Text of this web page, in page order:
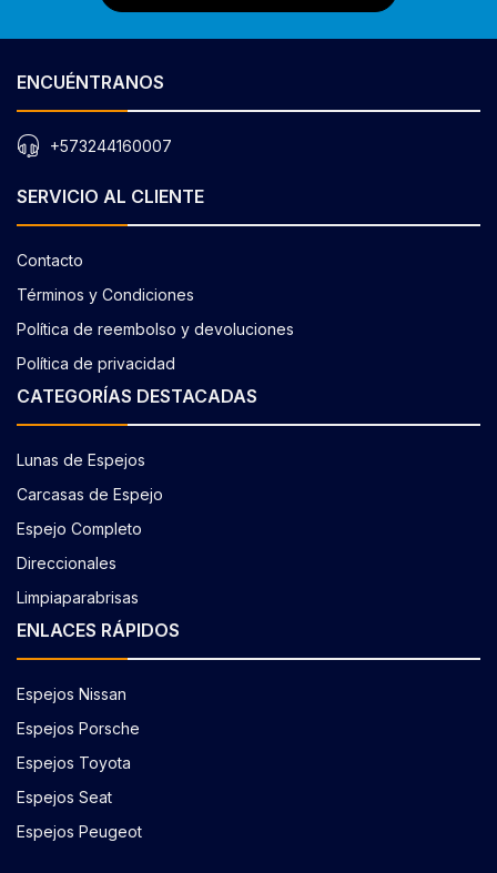
ENCUÉNTRANOS
+573244160007
SERVICIO AL CLIENTE
Contacto
Términos y Condiciones
Política de reembolso y devoluciones
Política de privacidad
CATEGORÍAS DESTACADAS
Lunas de Espejos
Carcasas de Espejo
Espejo Completo
Direccionales
Limpiaparabrisas
ENLACES RÁPIDOS
Espejos Nissan
Espejos Porsche
Espejos Toyota
Espejos Seat
Espejos Peugeot